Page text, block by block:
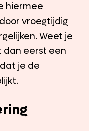
hiermee
vroegtijdig
Weet je
dan eerst een
je de